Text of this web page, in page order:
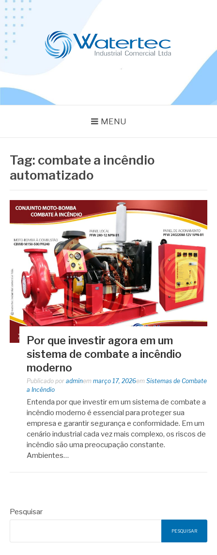
Pular
para
conteúdo
MENU
Tag: combate a incêndio
automatizado
Por que investir agora em um
sistema de combate a incêndio
moderno
Publicado por adminem março 17, 2026em Sistemas de Combate
a Incêndio
Entenda por que investir em um sistema de combate a
incêndio moderno é essencial para proteger sua
empresa e garantir segurança e conformidade. Em um
cenário industrial cada vez mais complexo, os riscos de
incêndio são uma preocupação constante.
Ambientes…
Pesquisar
PESQUISAR